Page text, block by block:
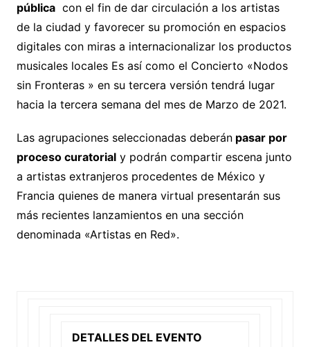
públicacon el fin de dar circulación a los artistas
de la ciudad y favorecer su promoción en espacios
digitales con miras a internacionalizar los productos
musicales locales Es así como el Concierto «Nodos
sin Fronteras » en su tercera versión tendrá lugar
hacia la tercera semana del mes de Marzo de 2021.
Las agrupaciones seleccionadas deberánpasar por
proceso curatorialy podrán compartir escena junto
a artistas extranjeros procedentes de México y
Francia quienes de manera virtual presentarán sus
más recientes lanzamientos en una sección
denominada «Artistas en Red».
DETALLES DEL EVENTO